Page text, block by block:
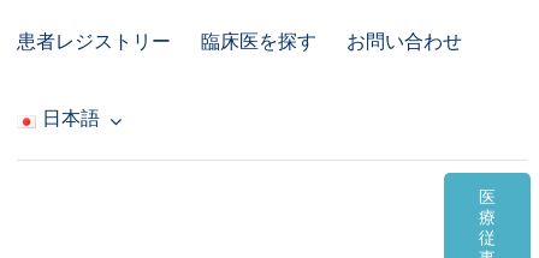
content
患者レジストリー 臨床医を探す お問い合わせ
日本語
医
療
従